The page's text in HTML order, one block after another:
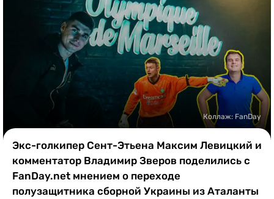
Букмекеры
Коллаж: FanDay
Экс-голкипер Сент-Этьена Максим Левицкий и
комментатор Владимир Зверов поделились с
FanDay.net мнением о переходе
полузащитника сборной Украины из Аталанты